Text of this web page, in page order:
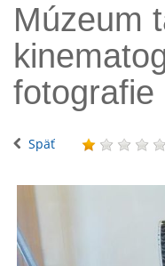
Múzeum
fotografie
Späť